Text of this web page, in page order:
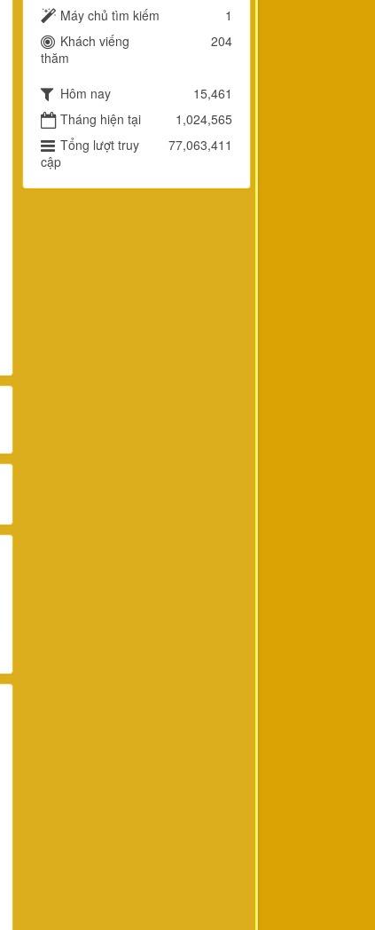
Máy chủ tìm kiếm
1
Khách viếng
thăm
204
Hôm nay
15,461
Tháng hiện tại
1,024,565
Tổng lượt truy
cập
77,063,411